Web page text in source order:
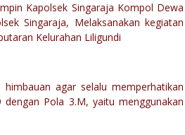
Kapolsek Singaraja Kompol Dewa
Singaraja, Melaksanakan kegiatan
Kelurahan Liligundi
agar selalu memperhatikan
Pola 3.M, yaitu menggunakan